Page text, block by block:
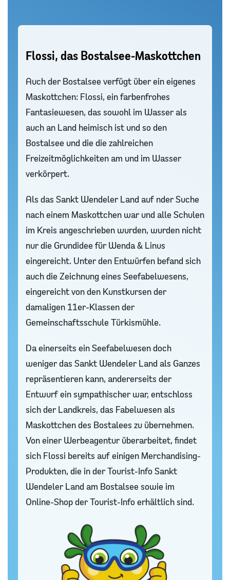
Flossi, das Bostalsee-Maskottchen
Auch der Bostalsee verfügt über ein eigenes
Maskottchen: Flossi, ein farbenfrohes
Fantasiewesen, das sowohl im Wasser als
auch an Land heimisch ist und so den
Bostalsee und die die zahlreichen
Freizeitmöglichkeiten am und im Wasser
verkörpert.
Als das Sankt Wendeler Land auf nder Suche
nach einem Maskottchen war und alle Schulen
im Kreis angeschrieben wurden, wurden nicht
nur die Grundidee für Wenda & Linus
eingereicht. Unter den Entwürfen befand sich
auch die Zeichnung eines Seefabelwesens,
eingereicht von den Kunstkursen der
damaligen 11er-Klassen der
Gemeinschaftsschule Türkismühle.
Da einerseits ein Seefabelwesen doch
weniger das Sankt Wendeler Land als Ganzes
repräsentieren kann, andererseits der
Entwurf ein sympathischer war, entschloss
sich der Landkreis, das Fabelwesen als
Maskottchen des Bostalees zu übernehmen.
Von einer Werbeagentur überarbeitet, findet
sich Flossi bereits auf einigen Merchandising-
Produkten, die in der Tourist-Info Sankt
Wendeler Land am Bostalsee sowie im
Online-Shop der Tourist-Info erhältlich sind.